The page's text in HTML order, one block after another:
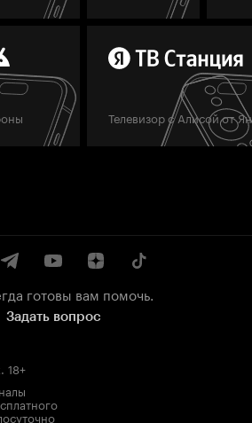
Телевизор с Алисой от
готовы вам помочь.
Задать вопрос
. 18+